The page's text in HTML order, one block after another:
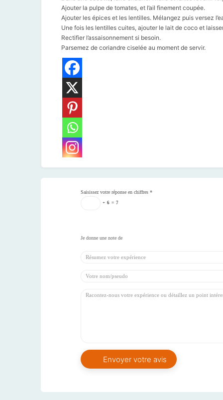
Ajouter la pulpe de tomates, et l’ail finement coupée.
Ajouter les épices et les lentilles. Mélangez puis versez
Une fois les lentilles cuites, ajouter le lait de coco et
Rectifier l’assaisonnement si besoin.
Parsemez de coriandre ciselée au moment de servir.
Saisissez votre réponse en chiffres *
+ 6 = 7